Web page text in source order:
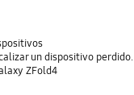
un dispositivo perdido.
ZFold4